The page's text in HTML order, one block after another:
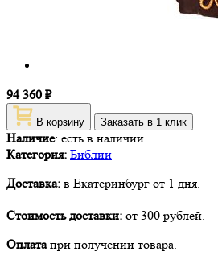
94 360 ₽
В корзину Заказать в 1 клик
Наличие: есть в наличии
Категория: Библии
Доставка: в Екатеринбург от 1 дня.
Стоимость доставки: от 300 рублей.
Оплатапри получении товара.